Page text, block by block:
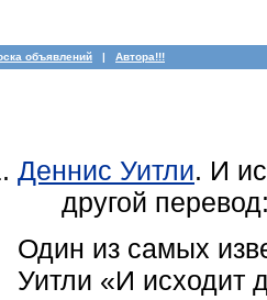
объявлений | Автора!!!
Деннис Уитли. И
другой
Один из самых
Уитли «И исходит